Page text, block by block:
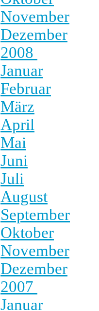
November
Dezember
2008
Januar
Februar
März
April
Mai
Juni
Juli
August
September
Oktober
November
Dezember
2007
Januar